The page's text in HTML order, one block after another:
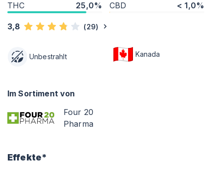
THC 25,0% CBD < 1,0%
3,8 (29)
Unbestrahlt Kanada
Im Sortiment von
Four 20
Pharma
Effekte*